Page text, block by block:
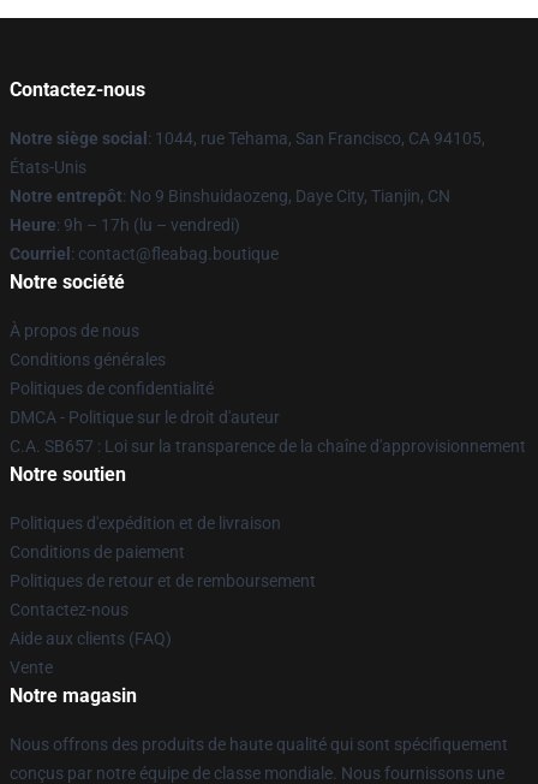
Contactez-nous
Notre siège social : 1044, rue Tehama, San Francisco, CA 94105,
États-Unis
Notre entrepôt: No 9 Binshuidaozeng, Daye City, Tianjin, CN
Heure: 9h – 17h (lu – vendredi)
Courriel : contact@fleabag.boutique
Notre société
À propos de nous
Conditions générales
Politiques de confidentialité
DMCA - Politique sur le droit d'auteur
C.A. SB657 : Loi sur la transparence de la chaîne d'approvisionnement
Notre soutien
Politiques d'expédition et de livraison
Conditions de paiement
Politiques de retour et de remboursement
Contactez-nous
Aide aux clients (FAQ)
Vente
Notre magasin
Nous offrons des produits de haute qualité qui sont spécifiquement
conçus par notre équipe de classe mondiale. Nous fournissons une